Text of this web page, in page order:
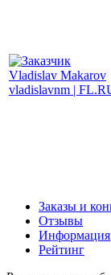
Заказы и
Отзывы
Информация
Рейтинг